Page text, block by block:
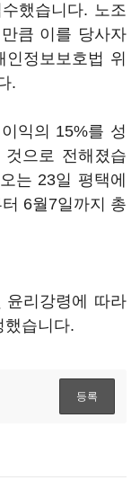
했습니다. 노조
큼 이를 당사자
정보보호법 위
.
익의 15%를 성
으로 전해졌습
는 23일 평택에
6월7일까지 총
윤리강령에 따라
했습니다.